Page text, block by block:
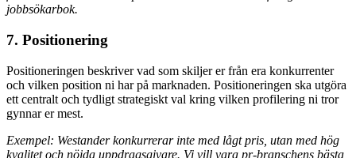
jobbsökarbok.
7. Positionering
Positioneringen beskriver vad som skiljer er från era konkurrenter
och vilken position ni har på marknaden. Positioneringen ska utgöra
ett centralt och tydligt strategiskt val kring vilken profilering ni tror
gynnar er mest.
Exempel: Westander konkurrerar inte med lågt pris, utan med hög
kvalitet och nöjda uppdragsgivare. Vi vill vara pr-branschens bästa